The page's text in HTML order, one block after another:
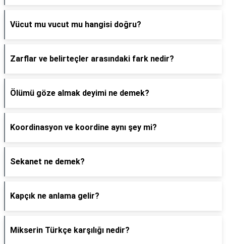
Vücut mu vucut mu hangisi doğru?
Zarflar ve belirteçler arasındaki fark nedir?
Ölümü göze almak deyimi ne demek?
Koordinasyon ve koordine aynı şey mi?
Sekanet ne demek?
Kapçık ne anlama gelir?
Mikserin Türkçe karşılığı nedir?